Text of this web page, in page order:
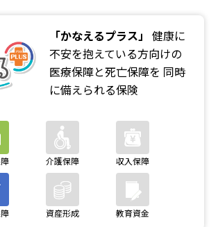
「かなえるプラス」 健康に
不安を抱えている方向けの
医療保障と死亡保障を 同時
に備えられる保険